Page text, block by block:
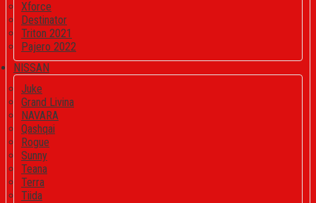
Xforce
Destinator
Triton 2021
Pajero 2022
NISSAN
Juke
Grand Livina
NAVARA
Qashqai
Rogue
Sunny
Teana
Terra
Tiida